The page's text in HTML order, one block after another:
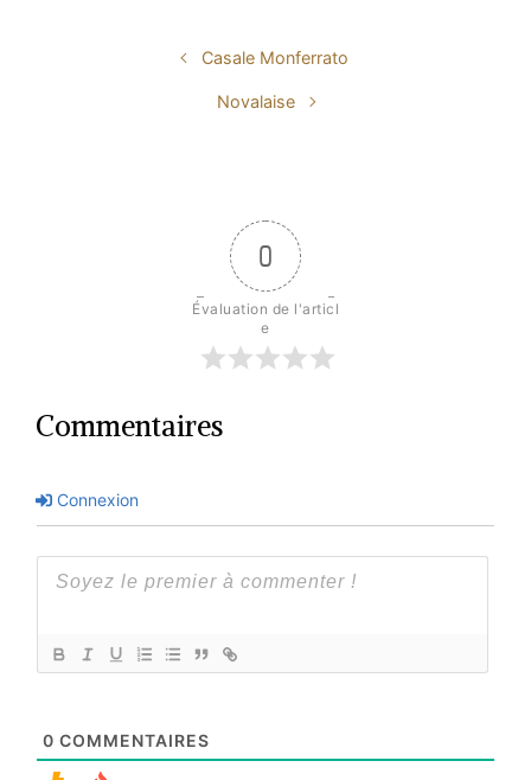
Casale Monferrato
Novalaise
0
Évaluation de l'articl
e
Commentaires
Connexion
0 COMMENTAIRES